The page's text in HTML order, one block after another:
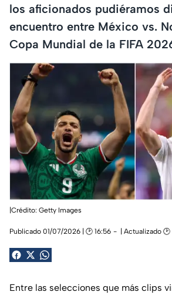
los aficionados pudiéramos
encuentro entre México vs.
Copa Mundial de la FIFA
|Crédito: Getty Images
Publicado 01/07/2026 | 🕑 16:56 | Actualizado 🕑
Entre las selecciones que más clips